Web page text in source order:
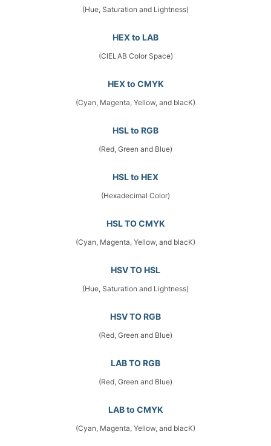
(Hue, Saturation and Lightness)
HEX to LAB
(CIELAB Color Space)
HEX to CMYK
(Cyan, Magenta, Yellow, and blacK)
HSL to RGB
(Red, Green and Blue)
HSL to HEX
(Hexadecimal Color)
HSL TO CMYK
(Cyan, Magenta, Yellow, and blacK)
HSV TO HSL
(Hue, Saturation and Lightness)
HSV TO RGB
(Red, Green and Blue)
LAB TO RGB
(Red, Green and Blue)
LAB to CMYK
(Cyan, Magenta, Yellow, and blacK)